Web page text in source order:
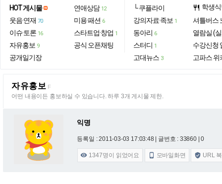
HOT 게시물
웃음·연재 70
이슈·토론 16
자유홍보 9
공개일기장
연애상담 12
미용·패션 6
스타트업·창업 1
공식 오픈채팅
└ 쿠플라이
강의자료·족보 1
동아리 6
스터디 1
고대뉴스 3
restaurant 학생
셔틀버스
열람실 (
수강신청
고파스 위
자유홍보 F
어떤 내용이든 홍보하실 수 있습니다. 하루 3개 게시물 제한.
익명
등록일 : 2011-03-03 17:03:48 | 글번호 : 33860 | 0
 1347명이 읽었어요  모바일화면  URL